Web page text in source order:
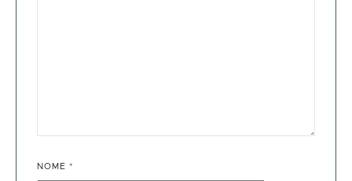
NOME *